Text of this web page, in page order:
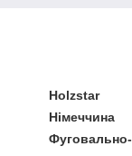
Holzstar
Німеччина